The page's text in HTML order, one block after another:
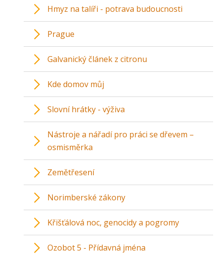
Hmyz na talíři - potrava budoucnosti
Prague
Galvanický článek z citronu
Kde domov můj
Slovní hrátky - výživa
Nástroje a nářadí pro práci se dřevem –
osmisměrka
Zemětřesení
Norimberské zákony
Křišťálová noc, genocidy a pogromy
Ozobot 5 - Přídavná jména